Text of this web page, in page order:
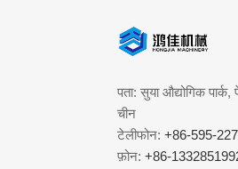
पता: सुया औद्योगिक
चीन
टेलीफोन: +86-595-
फ़ोन: +86-